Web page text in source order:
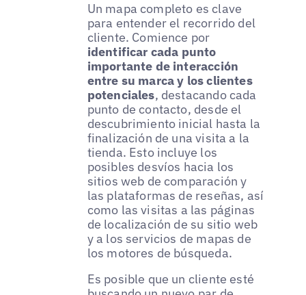
Un mapa completo es clave
para entender el recorrido del
cliente. Comience por
identificar cada punto
importante de interacción
entre su marca y los clientes
potenciales, destacando cada
punto de contacto, desde el
descubrimiento inicial hasta la
finalización de una visita a la
tienda. Esto incluye los
posibles desvíos hacia los
sitios web de comparación y
las plataformas de reseñas, así
como las visitas a las páginas
de localización de su sitio web
y a los servicios de mapas de
los motores de búsqueda.
Es posible que un cliente esté